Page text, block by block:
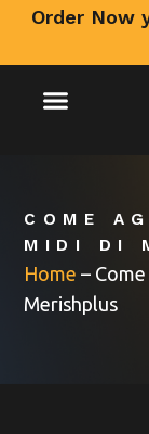
Order Now
COME
MIDI DI
Home –
Merishplus